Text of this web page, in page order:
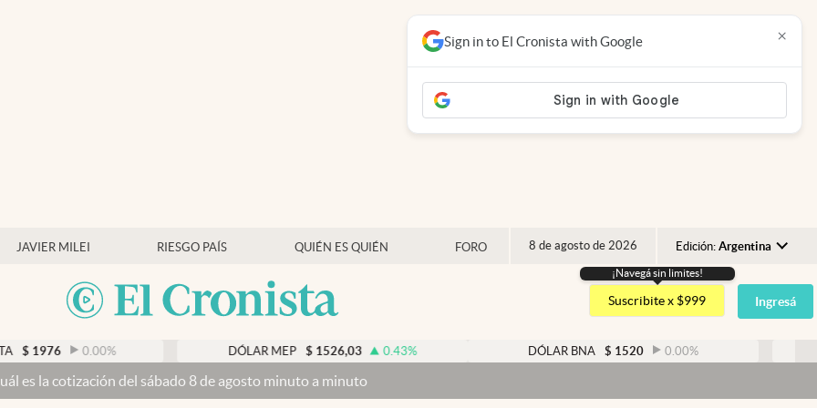
JAVIER MILEI RIESGO PAÍS QUIÉN ES QUIÉN FORO 8 de agosto de 2026 Edición: Argentina
Argentina
España
USA
¡Navegá sin limites!
Suscribite x $999 Ingresá
0.00 % $ 1526,03 0.43% $ 1520 0.00 %
del sábado 8 de agosto minuto a minuto
Sign in to El Cronista with Google ×